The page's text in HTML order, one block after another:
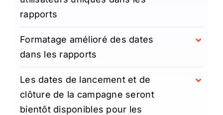
rapports
Formatage amélioré des dates
dans les rapports
Les dates de lancement et de
clôture de la campagne seront
bientôt disponibles pour les